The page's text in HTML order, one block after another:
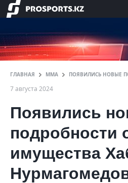
ГЛАВНАЯ ММА ПОЯВИЛИСЬ НОВЫЕ
7 августа 2024
Появились
подробности
имущества